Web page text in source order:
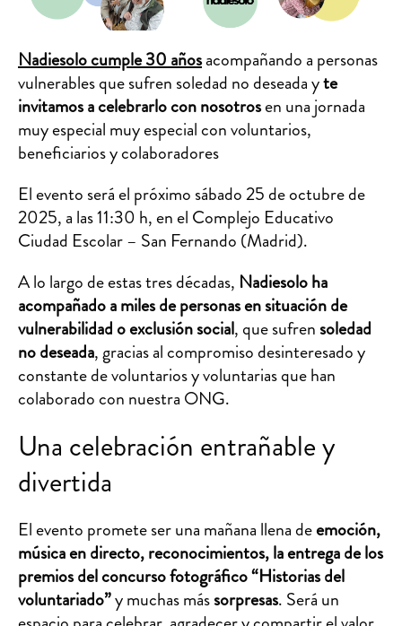
Nadiesolo cumple 30 añosacompañando a personas
vulnerables que sufren soledad no deseada yte
invitamos a celebrarlo con nosotrosen una jornada
muy especial muy especial con voluntarios,
beneficiarios y colaboradores
El evento será el próximo sábado 25 de octubre de
2025, a las 11:30 h, en el Complejo Educativo
Ciudad Escolar – San Fernando (Madrid).
A lo largo de estas tres décadas, Nadiesolo ha
acompañado a miles de personas en situación de
vulnerabilidad o exclusión social, que sufren soledad
no deseada, gracias al compromiso desinteresado y
constante de voluntarios y voluntarias que han
colaborado con nuestra ONG.
Una celebración entrañable y
divertida
El evento promete ser una mañana llena deemoción,
música en directo, reconocimientos, la entrega de los
premios del concurso fotográfico “Historias del
voluntariado”y muchas mássorpresas. Será un